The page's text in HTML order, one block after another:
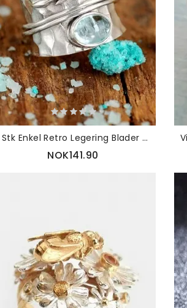
1 Stk Enkel Retro Legering Blader Krystall Zircon Roterbar Dekompresjonsring
NOK141.90